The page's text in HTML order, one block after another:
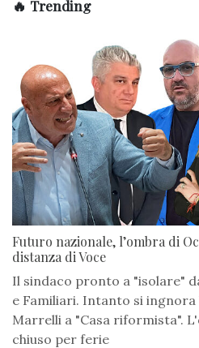
🔥 Trending
Futuro nazionale, l’ombra di
distanza di Voce
Il sindaco pronto a "isolare"
e Familiari. Intanto si ingnora
Marrelli a "Casa riformista".
chiuso per ferie